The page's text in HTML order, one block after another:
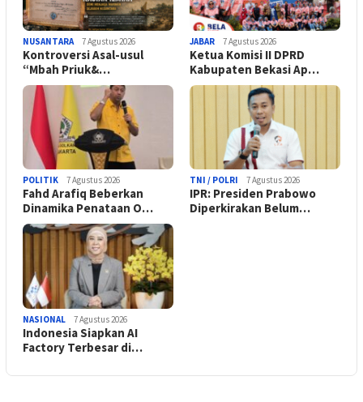
NUSANTARA 7 Agustus 2026
Kontroversi Asal-usul
“Mbah Priuk&…
JABAR 7 Agustus 2026
Ketua Komisi II DPRD
Kabupaten Bekasi Ap…
POLITIK 7 Agustus 2026
Fahd Arafiq Beberkan
Dinamika Penataan O…
TNI / POLRI 7 Agustus 2026
IPR: Presiden Prabowo
Diperkirakan Belum…
NASIONAL 7 Agustus 2026
Indonesia Siapkan AI
Factory Terbesar di…